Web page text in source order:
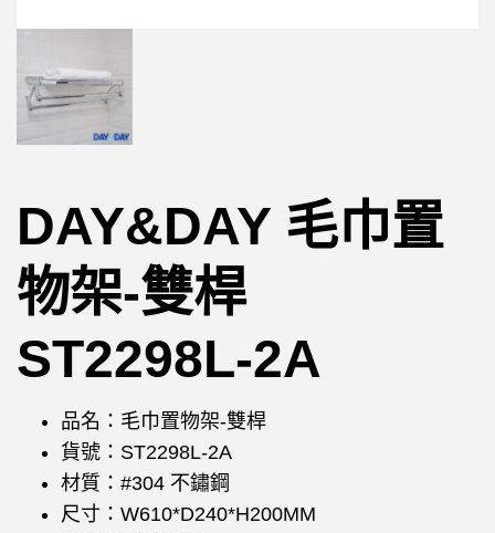
DAY&DAY 毛巾置
物架-雙桿
ST2298L-2A
品名：毛巾置物架-雙桿
貨號：ST2298L-2A
材質：#304 不鏽鋼
尺寸：W610*D240*H200MM